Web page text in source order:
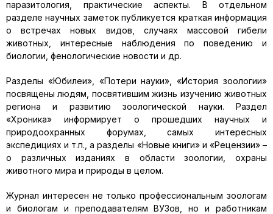
паразитология, практические аспекты. В отдельном
разделе научных заметок публикуется краткая информация
о встречах новых видов, случаях массовой гибели
животных, интересные наблюдения по поведению и
биологии, фенологические новости и др.
Разделы «Юбилеи», «Потери науки», «История зоологии»
посвящены людям, посвятившим жизнь изучению животных
региона и развитию зоологической науки. Раздел
«Хроника» информирует о прошедших научных и
природоохранных форумах, самых интересных
экспедициях и т.п., а разделы «Новые книги» и «Рецензии» –
о различных изданиях в области зоологии, охраны
животного мира и природы в целом.
Журнал интересен не только профессиональным зоологам
и биологам и преподавателям ВУЗов, но и работникам